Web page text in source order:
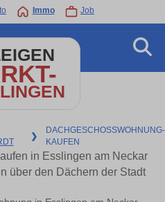
Immo Job
❯
DACHGESCHOSSWOHNUNG-
KAUFEN
in Esslingen am Neckar
über den Dächern der Stadt